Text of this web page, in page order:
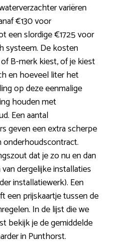
variëren
€130 voor
een slordige €1725 voor
systeem. De kosten
B-merk kiest, of je kiest
en hoeveel liter het
op deze eenmalige
houden met
Een aantal
geven een extra scherpe
onderhoudscontract.
dat je zo nu en dan
dergelijke installaties
installatiewerk). Een
een prijskaartje tussen de
In de lijst die we
bekijk je de gemiddelde
in Punthorst.